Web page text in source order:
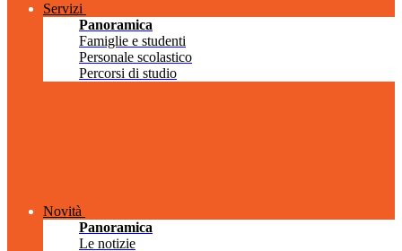
Servizi
Panoramica
Famiglie e studenti
Personale scolastico
Percorsi di studio
Novità
Panoramica
Le notizie